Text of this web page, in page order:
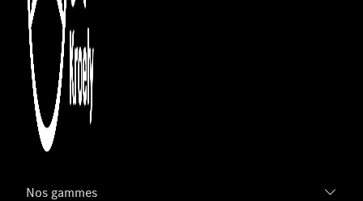
Nos gammes